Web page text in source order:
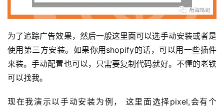
为了追踪广告效果，然后一般这里面可以选手动安装或者是
使用第三方安装。如果你用shopify的话，可以用一些插件
来装。手动配置也可以，只需要复制代码就好。不懂的老铁
可以找我。
现在我演示以手动安装为例， 这里面选择pixel,会有个